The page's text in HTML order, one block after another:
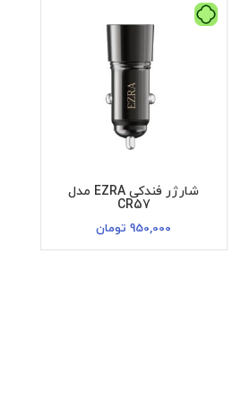
شارژر فندکی EZRA مدل
CR57
950,000 تومان